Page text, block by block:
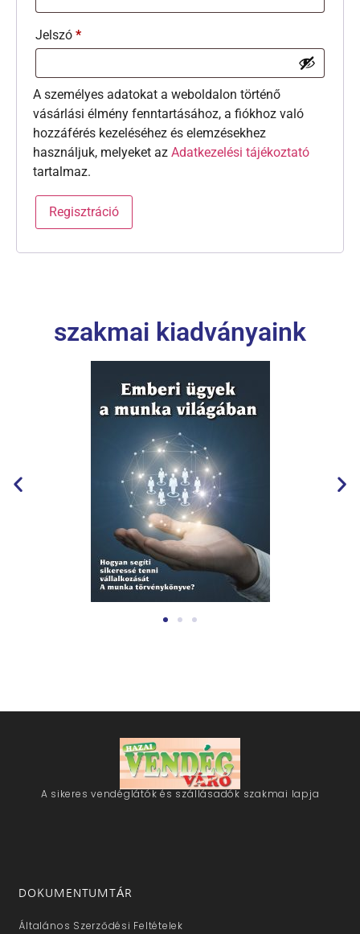
Jelszó *
A személyes adatokat a weboldalon történő
vásárlási élmény fenntartásához, a fiókhoz való
hozzáférés kezeléséhez és elemzésekhez
használjuk, melyeket az Adatkezelési tájékoztató
tartalmaz.
Regisztráció
szakmai kiadványaink
A sikeres vendéglátók és szállásadók szakmai lapja
DOKUMENTUMTÁR
Általános Szerződési Feltételek